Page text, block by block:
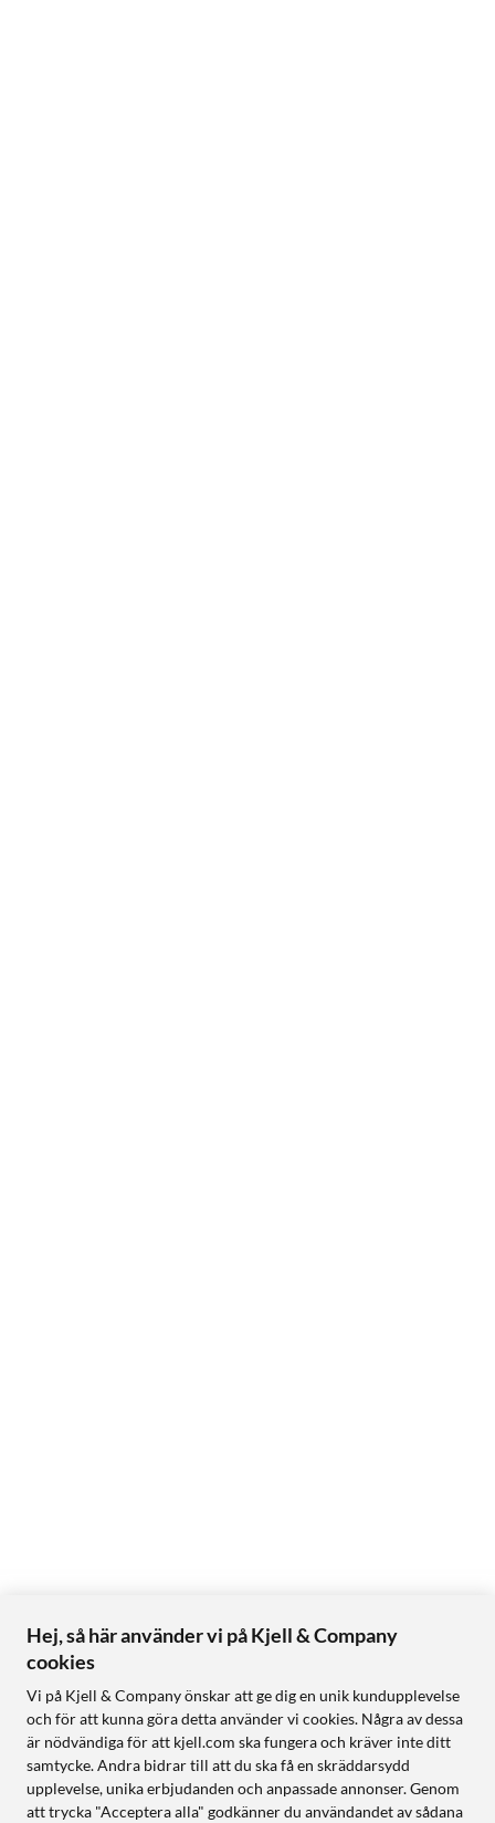
Hej, så här använder vi på Kjell & Company
cookies
Vi på Kjell & Company önskar att ge dig en unik kundupplevelse
och för att kunna göra detta använder vi cookies. Några av dessa
är nödvändiga för att kjell.com ska fungera och kräver inte ditt
samtycke. Andra bidrar till att du ska få en skräddarsydd
upplevelse, unika erbjudanden och anpassade annonser. Genom
att trycka "Acceptera alla" godkänner du användandet av sådana